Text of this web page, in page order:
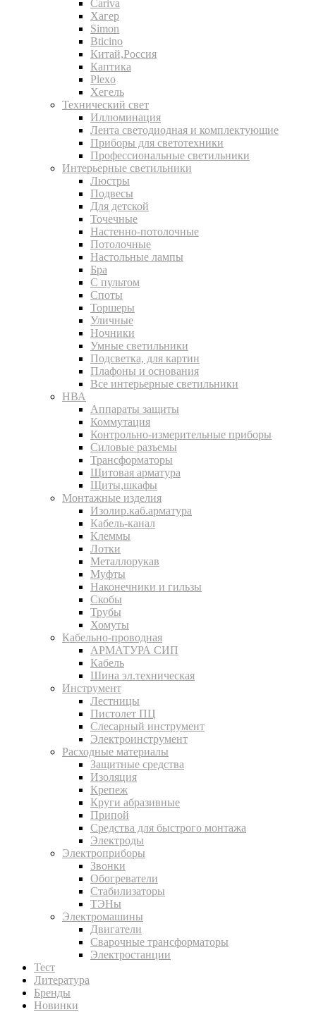
Cariva
Хагер
Simon
Bticino
Китай,Россия
Каптика
Plexo
Хегель
Технический свет
Иллюминация
Лента светодиодная и комплектующие
Приборы для светотехники
Профессиональные светильники
Интерьерные светильники
Люстры
Подвесы
Для детской
Точечные
Настенно-потолочные
Потолочные
Настольные лампы
Бра
С пультом
Споты
Торшеры
Уличные
Ночники
Умные светильники
Подсветка, для картин
Плафоны и основания
Все интерьерные светильники
НВА
Аппараты защиты
Коммутация
Контрольно-измерительные приборы
Силовые разъемы
Трансформаторы
Щитовая арматура
Щиты,шкафы
Монтажные изделия
Изолир.каб.арматура
Кабель-канал
Клеммы
Лотки
Металлорукав
Муфты
Наконечники и гильзы
Скобы
Трубы
Хомуты
Кабельно-проводная
АРМАТУРА СИП
Кабель
Шина эл.техническая
Инструмент
Лестницы
Пистолет ПЦ
Слесарный инструмент
Электроинструмент
Расходные материалы
Защитные средства
Изоляция
Крепеж
Круги абразивные
Припой
Средства для быстрого монтажа
Электроды
Электроприборы
Звонки
Обогреватели
Стабилизаторы
ТЭНы
Электромашины
Двигатели
Сварочные трансформаторы
Электростанции
Тест
Литература
Бренды
Новинки